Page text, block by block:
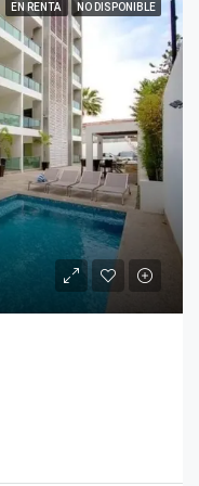
EN RENTA NO DISPONIBLE